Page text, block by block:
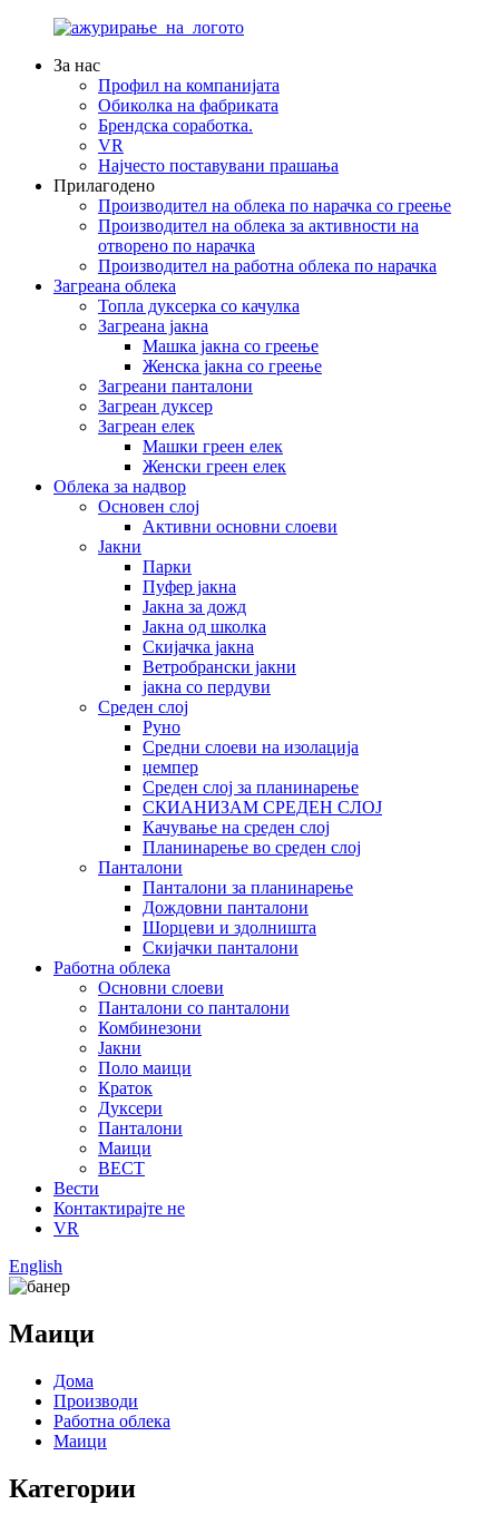
За нас
Профил на компанијата
Обиколка на фабриката
Брендска соработка.
VR
Најчесто поставувани прашања
Прилагодено
Производител на облека по нарачка со греење
Производител на облека за активности на
отворено по нарачка
Производител на работна облека по нарачка
Загреана облека
Топла дуксерка со качулка
Загреана јакна
Машка јакна со греење
Женска јакна со греење
Загреани панталони
Загреан дуксер
Загреан елек
Машки греен елек
Женски греен елек
Облека за надвор
Основен слој
Активни основни слоеви
Јакни
Парки
Пуфер јакна
Јакна за дожд
Јакна од школка
Скијачка јакна
Ветробрански јакни
јакна со пердуви
Среден слој
Руно
Средни слоеви на изолација
џемпер
Среден слој за планинарење
СКИАНИЗАМ СРЕДЕН СЛОЈ
Качување на среден слој
Планинарење во среден слој
Панталони
Панталони за планинарење
Дождовни панталони
Шорцеви и здолништа
Скијачки панталони
Работна облека
Основни слоеви
Панталони со панталони
Комбинезони
Јакни
Поло маици
Краток
Дуксери
Панталони
Маици
ВЕСТ
Вести
Контактирајте не
VR
English
Маици
Дома
Производи
Работна облека
Маици
Категории